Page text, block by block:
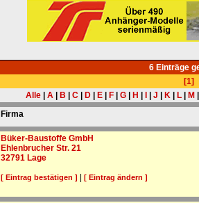
6 Einträge
[1]
Alle
A B C D E F G H J K L M
Firma
Büker-Baustoffe GmbH
Ehlenbrucher Str. 21
32791 Lage
[ Eintrag bestätigen ] |[ Eintrag ändern ]